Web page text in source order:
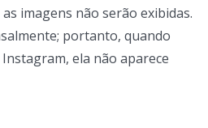
imagens não serão exibidas.
portanto, quando
ela não aparece